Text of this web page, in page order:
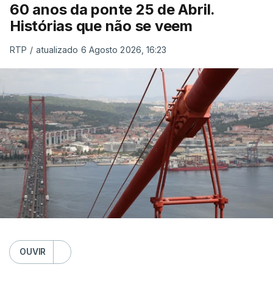
60 anos da ponte 25 de Abril.
Histórias que não se veem
RTP / atualizado 6 Agosto 2026, 16:23
OUVIR